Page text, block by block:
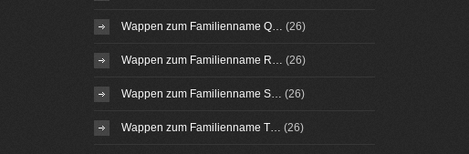
Wappen zum Familienname Q… (26)
Wappen zum Familienname R… (26)
Wappen zum Familienname S… (26)
Wappen zum Familienname T… (26)